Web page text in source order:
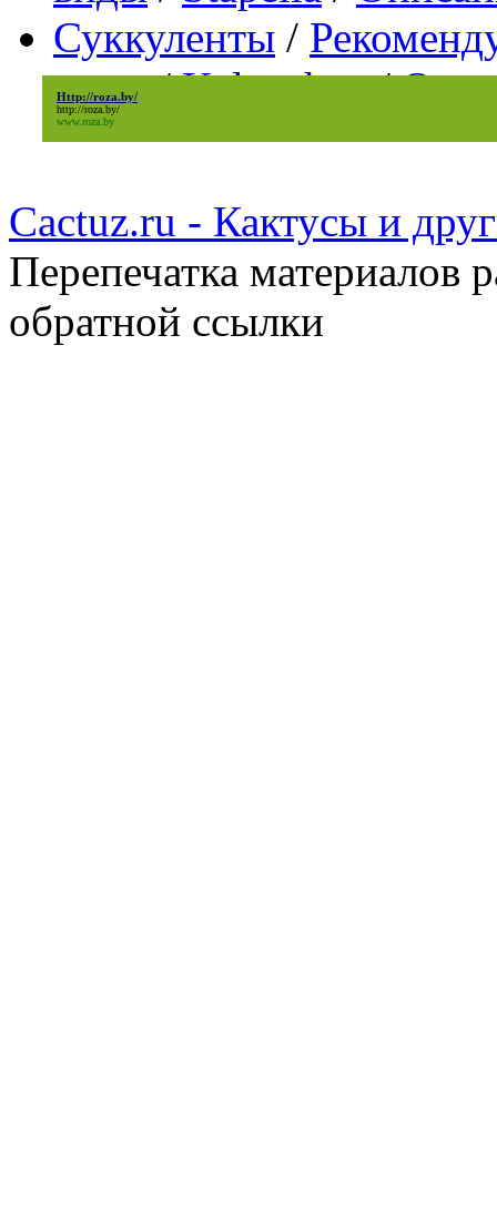
Http://roza.by/
http://roza.by/
www.roza.by
Суккуленты /
виды/Kalanchoe/
Cactuz.ru - Кактусы и
Перепечатка материалов
обратной ссылки